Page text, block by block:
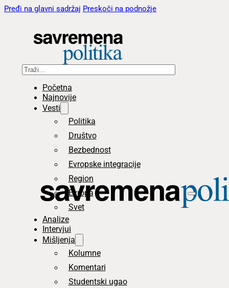
Pređi na glavni sadržaj Preskoči na podnožje
Pretraga
Početna
Najnovije
Vesti
Politika
Društvo
Bezbednost
Evropske integracije
Region
Evropa
Svet
Analize
Intervjui
Mišljenja
Kolumne
Komentari
Studentski ugao